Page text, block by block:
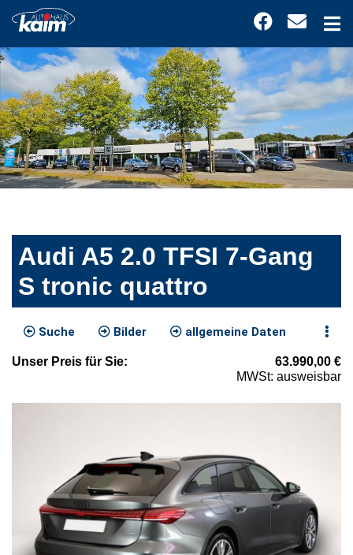
Audi A5 2.0 TFSI 7-Gang
S tronic quattro
Suche Bilder allgemeine Daten
Unser Preis für Sie: 63.990,00 €
MWSt: ausweisbar